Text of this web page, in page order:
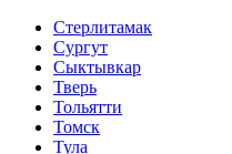
Стерлитамак
Сургут
Сыктывкар
Тверь
Тольятти
Томск
Тула